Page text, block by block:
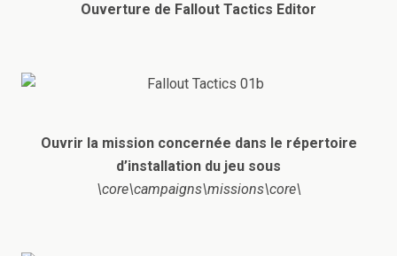
Ouverture de Fallout Tactics Editor
Ouvrir la mission concernée dans le répertoire
d’installation du jeu sous
\core\campaigns\missions\core\